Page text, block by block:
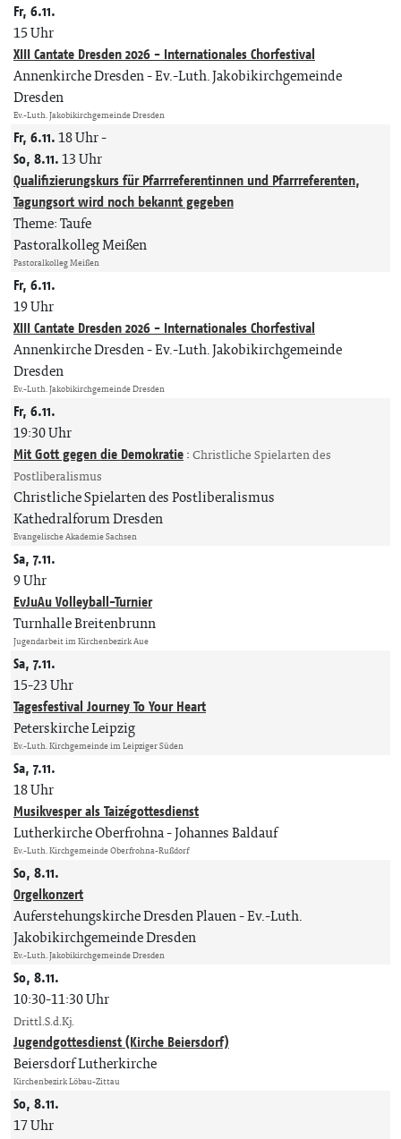
Fr, 6.11.
15 Uhr
XIII Cantate Dresden 2026 - Internationales Chorfestival
Annenkirche Dresden Ev.-Luth. Jakobikirchgemeinde
Dresden
Ev.-Luth. Jakobikirchgemeinde Dresden
Fr, 6.11.18 Uhr-
So, 8.11.13 Uhr
Qualifizierungskurs für Pfarrreferentinnen und Pfarrreferenten,
Tagungsort wird noch bekannt gegeben
Theme: Taufe
Pastoralkolleg Meißen
Pastoralkolleg Meißen
Fr, 6.11.
19 Uhr
XIII Cantate Dresden 2026 - Internationales Chorfestival
Annenkirche Dresden Ev.-Luth. Jakobikirchgemeinde
Dresden
Ev.-Luth. Jakobikirchgemeinde Dresden
Fr, 6.11.
19:30 Uhr
Mit Gott gegen die Demokratie: Christliche Spielarten des
Postliberalismus
Christliche Spielarten des Postliberalismus
Kathedralforum Dresden
Evangelische Akademie Sachsen
Sa, 7.11.
9 Uhr
EvJuAu Volleyball-Turnier
Turnhalle Breitenbrunn
Jugendarbeit im Kirchenbezirk Aue
Sa, 7.11.
15-23 Uhr
Tagesfestival Journey To Your Heart
Peterskirche Leipzig
Ev.-Luth. Kirchgemeinde im Leipziger Süden
Sa, 7.11.
18 Uhr
Musikvesper als Taizégottesdienst
Lutherkirche Oberfrohna Johannes Baldauf
Ev.-Luth. Kirchgemeinde Oberfrohna-Rußdorf
So, 8.11.
Orgelkonzert
Auferstehungskirche Dresden Plauen Ev.-Luth.
Jakobikirchgemeinde Dresden
Ev.-Luth. Jakobikirchgemeinde Dresden
So, 8.11.
10:30-11:30 Uhr
Drittl.S.d.Kj.
Jugendgottesdienst (Kirche Beiersdorf)
Beiersdorf Lutherkirche
Kirchenbezirk Löbau-Zittau
So, 8.11.
17 Uhr